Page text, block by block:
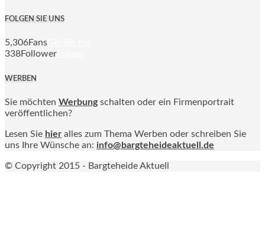
FOLGEN SIE UNS
5,306Fans
338Follower
WERBEN
Sie möchten Werbung schalten oder ein Firmenportrait
veröffentlichen?
Lesen Sie hier alles zum Thema Werben oder schreiben Sie
uns Ihre Wünsche an: info@bargteheideaktuell.de
© Copyright 2015 - Bargteheide Aktuell